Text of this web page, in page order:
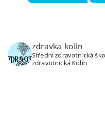
zdravka_kolin
Střední zdravotnická
zdravotnická Kolín